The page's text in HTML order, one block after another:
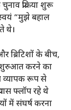
प्रक्रिया शुरू
“मुझे बहाल
थे।
ब्रिटिशों के बीच,
शुरुआत करने का
व्यापक रूप से
फ्लॉप रहे थे
में संघर्ष करना